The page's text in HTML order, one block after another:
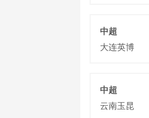
中超
大连英博
中超
云南玉昆